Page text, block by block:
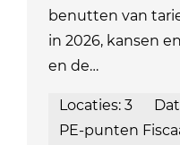
benutten van
in 2026, kansen
en de…
Locaties: 3
PE-punten